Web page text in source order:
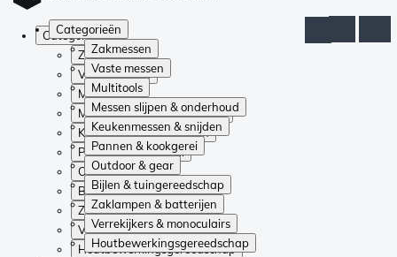
Categorieën
Zakmessen
Vaste messen
Multitools
Messen slijpen & onderhoud
Keukenmessen & snijden
Pannen & kookgerei
Outdoor & gear
Bijlen & tuingereedschap
Zaklampen & batterijen
Verrekijkers & monoculairs
Houtbewerkingsgereedschap
Categorieën
Zakmessen
Vaste messen
Multitools
Messen slijpen & onderhoud
Keukenmessen & snijden
Pannen & kookgerei
Outdoor & gear
Bijlen & tuingereedschap
Zaklampen & batterijen
Verrekijkers & monoculairs
Houtbewerkingsgereedschap